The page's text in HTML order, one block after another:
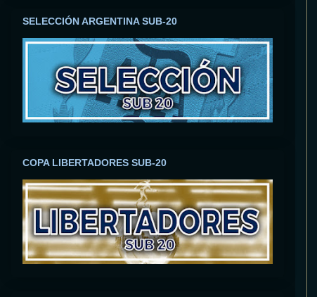
SELECCIÓN ARGENTINA SUB-20
COPA LIBERTADORES SUB-20